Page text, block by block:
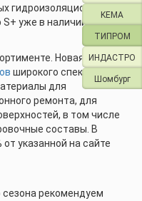
KEMA
ТИПРОМ
ИНДАСТРО
Шомбург
гидроизоляционных
S+ уже в наличии.
Новая линейка
широкого спектра
для
ремонта, для
в том числе
составы. В
указанной на сайте
рекомендуем